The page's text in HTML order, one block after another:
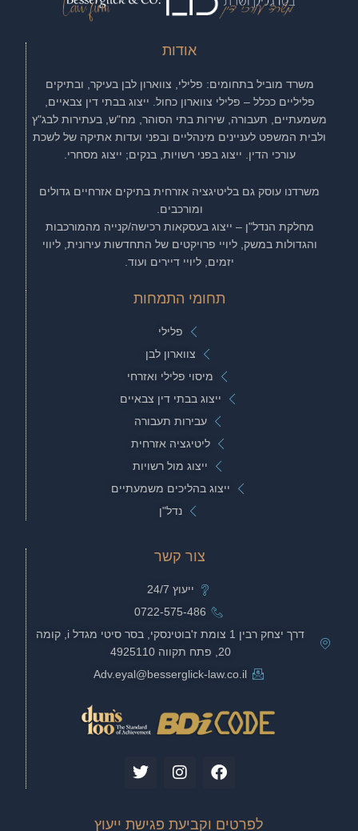
אודות
משרד מוביל בתחומים: פלילי, צווארון לבן בעיקר, ובתיקים
פליליים ככלל – פלילי צווארון כחול. ייצוג בבתי דין צבאיים,
משמעתיים, תעבורה, שירות בתי הסוהר, מח"ש, בעתירות לבג"ץ
ולבית המשפט לעניינים מינהליים ובפני ועדות אתיקה של לשכת
עורכי הדין. ייצוג בפני רשויות, בנקים; ייצוג מסחרי.
משרדנו עוסק גם בליטיגציה אזרחית בתיקים אזרחיים גדולים
ומורכבים.
מחלקת הנדל"ן – ייצוג בעסקאות רכישה/קנייה מהמורכבות
והגדולות במשק, ליויי פרויקטים של התחדשות עירונית, ליווי
יזמים, ליויי דיירים ועוד.
תחומי התמחות
פלילי
צווארון לבן
מיסוי פלילי ואזרחי
ייצוג בבתי דין צבאיים
עבירות תעבורה
ליטיגציה אזרחית
ייצוג מול רשויות
ייצוג בהליכים משמעתיים
נדל"ן
צור קשר
ייעוץ 24/7
0722-575-486
דרך יצחק רבין 1 צומת ז'בוטינסקי, בסר סיטי מגדל i, קומה
20, פתח תקווה 4925110
Adv.eyal@besserglick-law.co.il
F
a
I
n
T
w
לפרטים וקביעת פגישת ייעוץ